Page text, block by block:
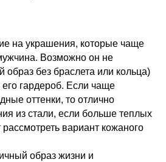
на украшения, которые чаще
Возможно он не
образ без браслета или кольца)
гардероб. Если чаще
оттенки, то отлично
из стали, если больше теплых
рассмотреть вариант кожаного
образ жизни и